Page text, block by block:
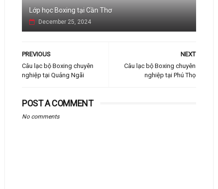
Lớp học Boxing tại Cần Thơ
December 25, 2024
NEXT
Câu lạc bộ Boxing chuyên
nghiệp tại Phú Thọ
PREVIOUS
Câu lạc bộ Boxing chuyên
nghiệp tại Quảng Ngãi
POST A COMMENT
No comments